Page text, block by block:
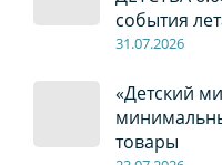
события
31.07.2026
«Детский
товары